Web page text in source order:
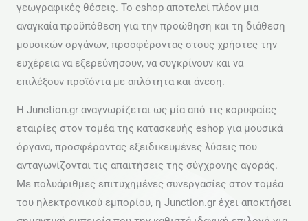
γεωγραφικές θέσεις. Το eshop αποτελεί πλέον μια
αναγκαία προϋπόθεση για την προώθηση και τη διάθεση
μουσικών οργάνων, προσφέροντας στους χρήστες την
ευχέρεια να εξερεύνησουν, να συγκρίνουν και να
επιλέξουν προϊόντα με απλότητα και άνεση.
Η Junction.gr αναγνωρίζεται ως μία από τις κορυφαίες
εταιρίες στον τομέα της κατασκευής eshop για μουσικά
όργανα, προσφέροντας εξειδικευμένες λύσεις που
ανταγωνίζονται τις απαιτήσεις της σύγχρονης αγοράς.
Με πολυάριθμες επιτυχημένες συνεργασίες στον τομέα
του ηλεκτρονικού εμπορίου, η Junction.gr έχει αποκτήσει